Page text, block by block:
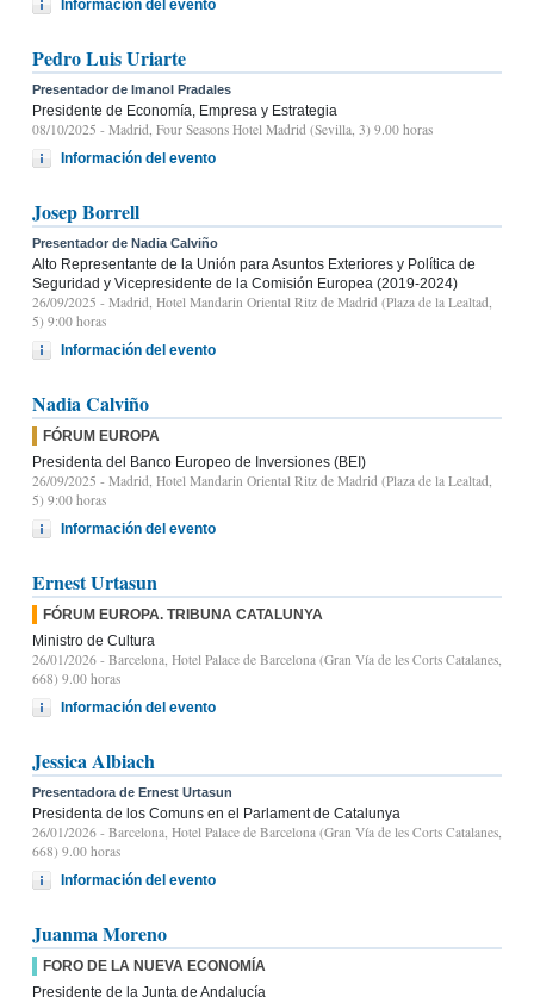
Información del evento
Pedro Luis Uriarte
Presentador de Imanol Pradales
Presidente de Economía, Empresa y Estrategia
08/10/2025 - Madrid, Four Seasons Hotel Madrid (Sevilla, 3) 9.00 horas
Información del evento
Josep Borrell
Presentador de Nadia Calviño
Alto Representante de la Unión para Asuntos Exteriores y Política de
Seguridad y Vicepresidente de la Comisión Europea (2019-2024)
26/09/2025 - Madrid, Hotel Mandarin Oriental Ritz de Madrid (Plaza de la Lealtad,
5) 9:00 horas
Información del evento
Nadia Calviño
FÓRUM EUROPA
Presidenta del Banco Europeo de Inversiones (BEI)
26/09/2025 - Madrid, Hotel Mandarin Oriental Ritz de Madrid (Plaza de la Lealtad,
5) 9:00 horas
Información del evento
Ernest Urtasun
FÓRUM EUROPA. TRIBUNA CATALUNYA
Ministro de Cultura
26/01/2026 - Barcelona, Hotel Palace de Barcelona (Gran Vía de les Corts Catalanes,
668) 9.00 horas
Información del evento
Jessica Albiach
Presentadora de Ernest Urtasun
Presidenta de los Comuns en el Parlament de Catalunya
26/01/2026 - Barcelona, Hotel Palace de Barcelona (Gran Vía de les Corts Catalanes,
668) 9.00 horas
Información del evento
Juanma Moreno
FORO DE LA NUEVA ECONOMÍA
Presidente de la Junta de Andalucía